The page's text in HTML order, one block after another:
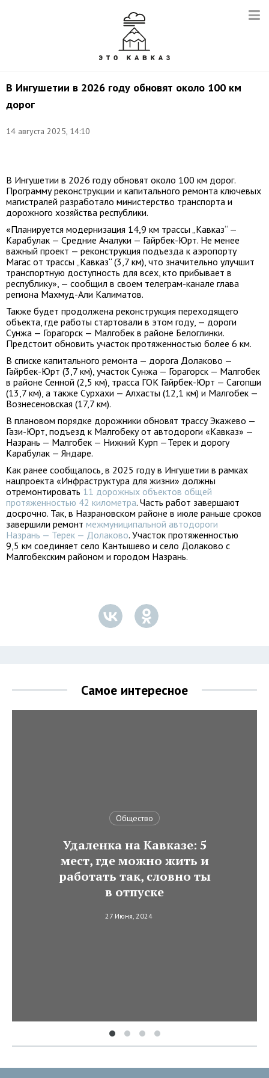
В Ингушетии в 2026 году обновят около 100 км
дорог
14 августа 2025, 14:10
В Ингушетии в 2026 году обновят около 100 км дорог.
Программу реконструкции и капитального ремонта ключевых
магистралей разработало министерство транспорта и
дорожного хозяйства республики.
«Планируется модернизация 14,9 км трассы „Кавказ“ —
Карабулак — Средние Ачалуки — Гайрбек-Юрт. Не менее
важный проект — реконструкция подъезда к аэропорту
Магас от трассы „Кавказ“ (3,7 км), что значительно улучшит
транспортную доступность для всех, кто прибывает в
республику», — сообщил в своем телеграм-канале глава
региона Махмуд-Али Калиматов.
Также будет продолжена реконструкция переходящего
объекта, где работы стартовали в этом году, — дороги
Сунжа — Горагорск — Малгобек в районе Белоглинки.
Предстоит обновить участок протяженностью более 6 км.
В списке капитального ремонта — дорога Долаково —
Гайрбек-Юрт (3,7 км), участок Сунжа — Горагорск — Малгобек
в районе Сенной (2,5 км), трасса ГОК Гайрбек-Юрт — Сагопши
(13,7 км), а также Сурхахи — Алхасты (12,1 км) и Малгобек —
Вознесеновская (17,7 км).
В плановом порядке дорожники обновят трассу Экажево —
Гази-Юрт, подъезд к Малгобеку от автодороги «Кавказ» —
Назрань — Малгобек — Нижний Курп —Терек и дорогу
Карабулак — Яндаре.
Как ранее сообщалось, в 2025 году в Ингушетии в рамках
нацпроекта «Инфраструктура для жизни» должны
отремонтировать 11 дорожных объектов общей
протяженностью 42 километра. Часть работ завершают
досрочно. Так, в Назрановском районе в июле раньше сроков
завершили ремонт межмуниципальной автодороги
Назрань — Терек — Долаково. Участок протяженностью
9,5 км соединяет село Кантышево и село Долаково с
Малгобекским районом и городом Назрань.
Самое интересное
Общество
Удаленка на Кавказе: 5
мест, где можно жить и
работать так, словно ты
в отпуске
27 Июня, 2024